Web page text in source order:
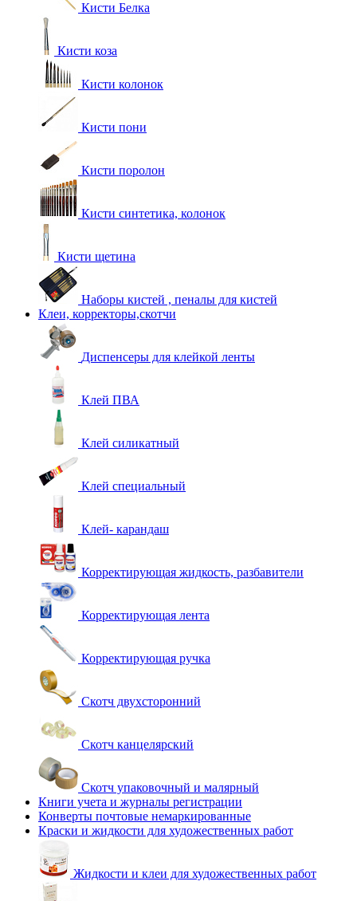
Кисти Белка
Кисти коза
Кисти колонок
Кисти пони
Кисти поролон
Кисти синтетика, колонок
Кисти щетина
Наборы кистей , пеналы для кистей
Клеи, корректоры,скотчи
Диспенсеры для клейкой ленты
Клей ПВА
Клей силикатный
Клей специальный
Клей- карандаш
Корректирующая жидкость, разбавители
Корректирующая лента
Корректирующая ручка
Скотч двухсторонний
Скотч канцелярский
Скотч упаковочный и малярный
Книги учета и журналы регистрации
Конверты почтовые немаркированные
Краски и жидкости для художественных работ
Жидкости и клеи для художественных работ